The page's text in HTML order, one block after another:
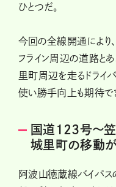
ひとつだ。
今回の全線開通により
フライン周辺の道路と
里町周辺を走るドライバ
使い勝手向上も期待で
国道123号～笠
城里町の移動
阿波山徳蔵線バイパス